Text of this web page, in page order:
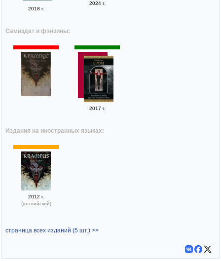
2018 г.
2024 г.
Самиздат и фэнзины:
2017 г.
Издания на иностранных языках:
2012 г.
(английский)
страница всех изданий (5 шт.) >>